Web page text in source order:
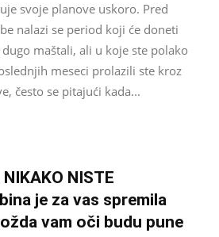
svoje planove uskoro. Pred
nalazi se period koji će doneti
maštali, ali u koje ste polako
meseci prolazili ste kroz
često se pitajući kada...
NISTE
je za vas spremila
vam oči budu pune